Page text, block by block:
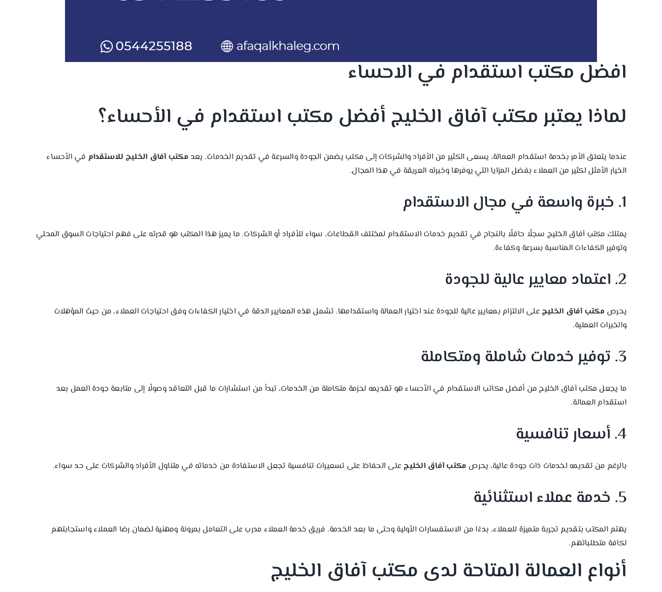
افضل مكتب استقدام في الاحساء
لماذا يعتبر مكتب آفاق الخليج أفضل مكتب استقدام في الأحساء؟
عندما يتعلق الأمر بخدمة استقدام العمالة، يسعى الكثير من الأفراد والشركات إلى مكتب يضمن الجودة والسرعة في تقديم الخدمات. يعد مكتب آفاق الخليج للاستقدام في الأحساء
الخيار الأمثل لكثير من العملاء بفضل المزايا التي يوفرها وخبرته العريقة في هذا المجال.
1. خبرة واسعة في مجال الاستقدام
يمتلك مكتب آفاق الخليج سجلًا حافلًا بالنجاح في تقديم خدمات الاستقدام لمختلف القطاعات، سواء للأفراد أو الشركات. ما يميز هذا المكتب هو قدرته على فهم احتياجات السوق المحلي
وتوفير الكفاءات المناسبة بسرعة وكفاءة.
2. اعتماد معايير عالية للجودة
يحرص مكتب آفاق الخليج على الالتزام بمعايير عالية للجودة عند اختيار العمالة واستقدامها. تشمل هذه المعايير الدقة في اختيار الكفاءات وفق احتياجات العملاء، من حيث المؤهلات
والخبرات العملية.
3. توفير خدمات شاملة ومتكاملة
ما يجعل مكتب آفاق الخليج من أفضل مكاتب الاستقدام في الأحساء هو تقديمه لحزمة متكاملة من الخدمات، تبدأ من استشارات ما قبل التعاقد وصولًا إلى متابعة جودة العمل بعد
استقدام العمالة.
4. أسعار تنافسية
بالرغم من تقديمه لخدمات ذات جودة عالية، يحرص مكتب آفاق الخليج على الحفاظ على تسعيرات تنافسية تجعل الاستفادة من خدماته في متناول الأفراد والشركات على حد سواء.
5. خدمة عملاء استثنائية
يهتم المكتب بتقديم تجربة متميزة للعملاء، بدءًا من الاستفسارات الأولية وحتى ما بعد الخدمة. فريق خدمة العملاء مدرب على التعامل بمرونة ومهنية لضمان رضا العملاء واستجابتهم
لكافة متطلباتهم.
أنواع العمالة المتاحة لدى مكتب آفاق الخليج